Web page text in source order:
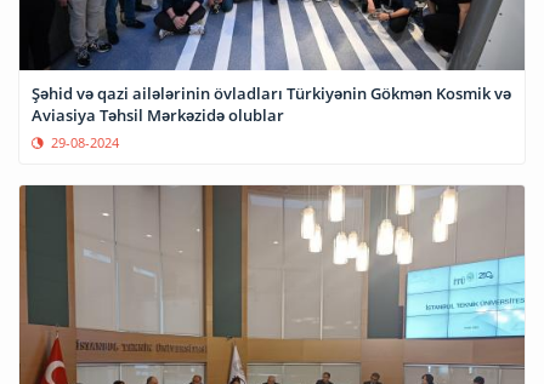
Şəhid və qazi ailələrinin övladları Türkiyənin Gökmən Kosmik və
Aviasiya Təhsil Mərkəzidə olublar
29-08-2024